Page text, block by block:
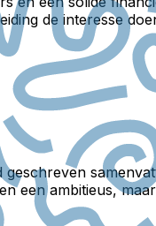
de interesse
een ambitieus,